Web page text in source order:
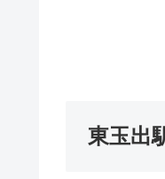
東玉出